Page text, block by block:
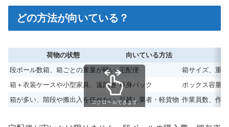
どの方法が向いている？
荷物の状態 向いている方法
段ボール数箱、箱ごとの重量が軽い 宅配便
箱サイズ、重
箱＋衣装ケースや小型家具、遠距離 単身パック
ボックス容量
箱が多い、階段や搬出入を任せたい 引越し業者・軽貨物 作業員数、作
スクロールできます